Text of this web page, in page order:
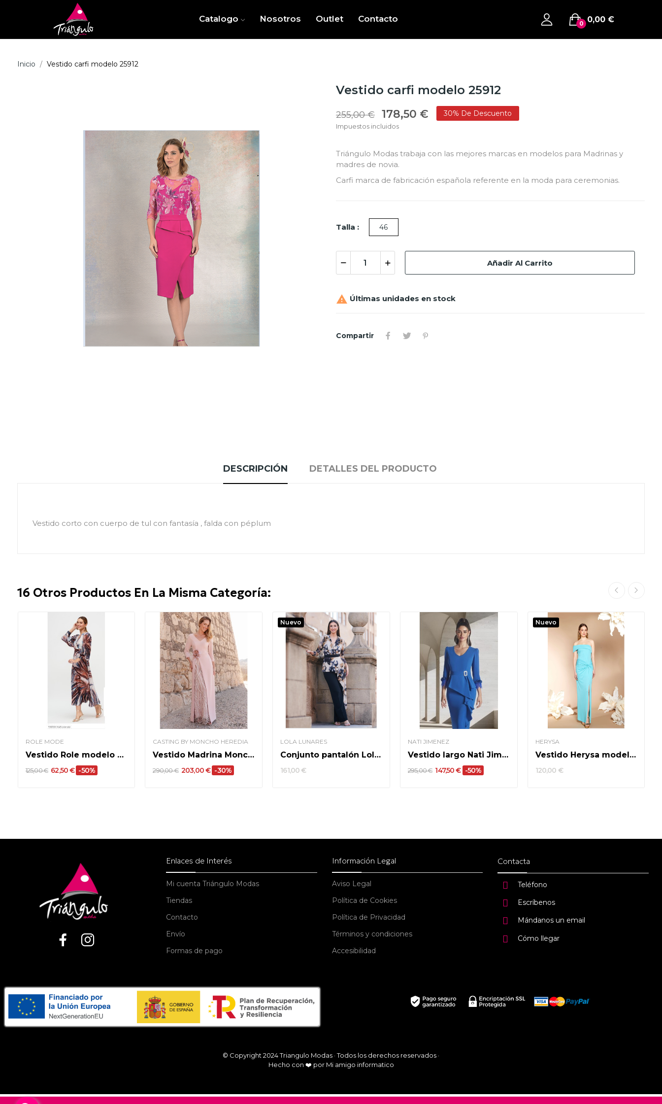
Catalogo Nosotros Outlet Contacto 0,00 €
0
Inicio Vestido carfi modelo 25912
Vestido carfi modelo 25912
255,00 € 178,50 € 30% De Descuento
Impuestos incluidos
Triángulo Modas trabaja con las mejores marcas en modelos para Madrinas y
madres de novia.
Carfi marca de fabricación española referente en la moda para ceremonias.
Talla : 46
Añadir Al Carrito
 Últimas unidades en stock
Compartir
DESCRIPCIÓN DETALLES DEL PRODUCTO
Vestido corto con cuerpo de tul con fantasía , falda con péplum
16 Otros Productos En La Misma Categoría:
ROLE MODE
Vestido Role modelo Nafi
125,00 € 62,50 € -50%
CASTING BY MONCHO HEREDIA
Vestido Madrina Moncho Heredia Modelo 5115
290,00 € 203,00 € -30%
Nuevo
LOLA LUNARES
Conjunto pantalón Lola Lunares modelo 1601
161,00 €
NATI JIMENEZ
Vestido largo Nati Jiménez modelo 546
295,00 € 147,50 € -50%
Nuevo
HERYSA
Vestido Herysa modelo Ines
120,00 €
Enlaces de Interés
Mi cuenta Triángulo Modas
Tiendas
Contacto
Envío
Formas de pago
Información Legal
Aviso Legal
Política de Cookies
Política de Privacidad
Términos y condiciones
Accesibilidad
Contacta
Teléfono
Escríbenos
Mándanos un email
Cómo llegar
© Copyright 2024 Triangulo Modas · Todos los derechos reservados ·
Hecho con ❤️ por Mi amigo informatico